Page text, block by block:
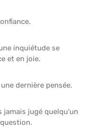
inquiétude se
et en joie.
dernière pensée.
jamais jugé quelqu'un